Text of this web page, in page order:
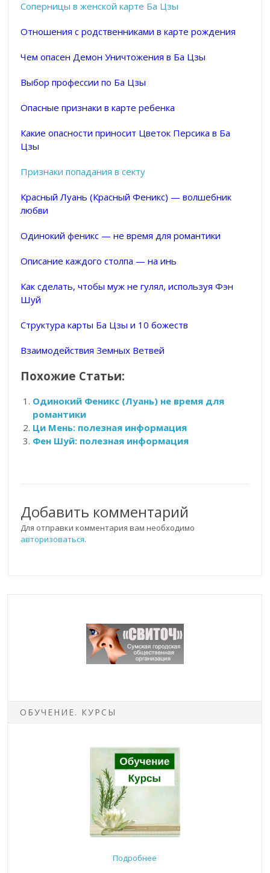
Соперницы в женской карте Ба Цзы
Отношения с родственниками в карте рождения
Чем опасен Демон Уничтожения в Ба Цзы
Выбор профессии по Ба Цзы
Опасные признаки в карте ребенка
Какие опасности приносит Цветок Персика в Ба
Цзы
Признаки попадания в секту
Красный Луань (Красный Феникс) — волшебник
любви
Одинокий феникс — не время для романтики
Описание каждого столпа — на инь
Как сделать, чтобы муж не гулял, используя Фэн
Шуй
Структура карты Ба Цзы и 10 божеств
Взаимодействия Земных Ветвей
Похожие Статьи:
Одинокий Феникс (Луань) не время для
романтики
Ци Мень: полезная информация
Фен Шуй: полезная информация
Добавить комментарий
Для отправки комментария вам необходимо
авторизоваться.
ОБУЧЕНИЕ. КУРСЫ
Подробнее